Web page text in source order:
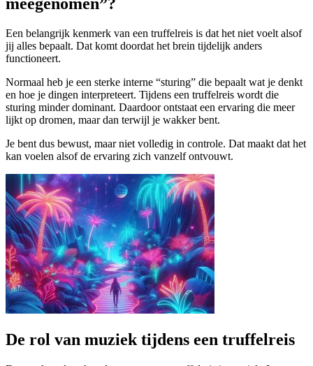
meegenomen”?
Een belangrijk kenmerk van een truffelreis is dat het niet voelt alsof
jij alles bepaalt. Dat komt doordat het brein tijdelijk anders
functioneert.
Normaal heb je een sterke interne “sturing” die bepaalt wat je denkt
en hoe je dingen interpreteert. Tijdens een truffelreis wordt die
sturing minder dominant. Daardoor ontstaat een ervaring die meer
lijkt op dromen, maar dan terwijl je wakker bent.
Je bent dus bewust, maar niet volledig in controle. Dat maakt dat het
kan voelen alsof de ervaring zich vanzelf ontvouwt.
De rol van muziek tijdens een truffelreis